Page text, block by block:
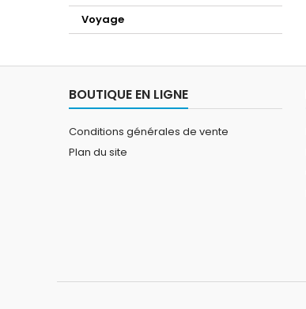
Voyage
BOUTIQUE EN LIGNE
Conditions générales de vente
Plan du site